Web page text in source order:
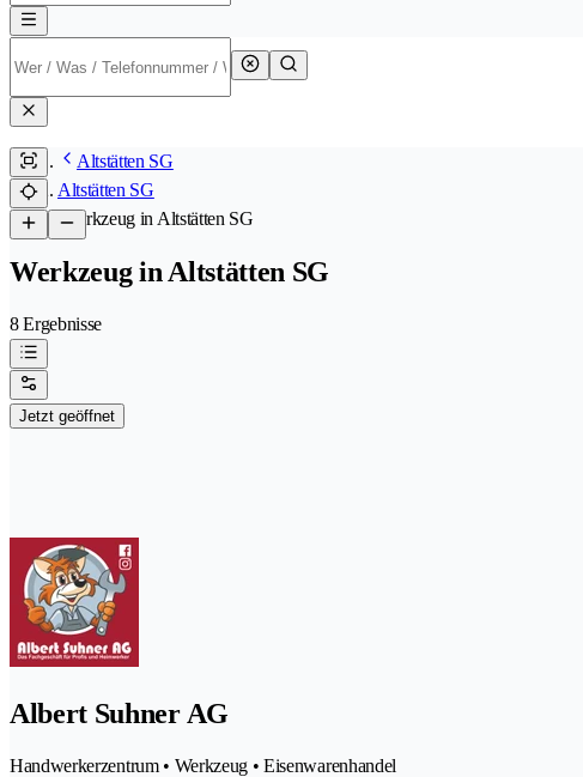
Altstätten SG
Altstätten SG
/Werkzeug in Altstätten SG
Werkzeug in Altstätten SG
8 Ergebnisse
Jetzt geöffnet
Albert Suhner AG
Handwerkerzentrum • Werkzeug • Eisenwarenhandel